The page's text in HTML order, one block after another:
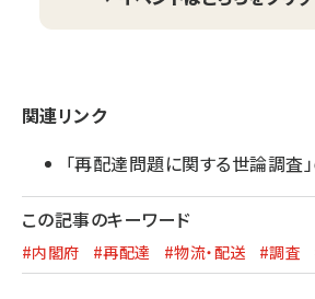
関連リンク
「再配達問題に関する世論調査
この記事のキーワード
#内閣府 #再配達 #物流・配送 #調査